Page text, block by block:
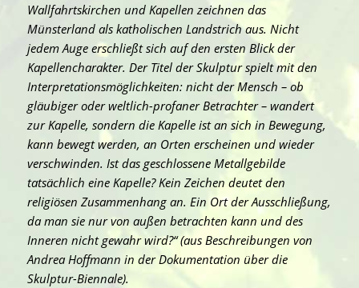
Wallfahrtskirchen und Kapellen zeichnen das
Münsterland als katholischen Landstrich aus. Nicht
jedem Auge erschließt sich auf den ersten Blick der
Kapellencharakter. Der Titel der Skulptur spielt mit den
Interpretationsmöglichkeiten: nicht der Mensch – ob
gläubiger oder weltlich-profaner Betrachter – wandert
zur Kapelle, sondern die Kapelle ist an sich in Bewegung,
kann bewegt werden, an Orten erscheinen und wieder
verschwinden. Ist das geschlossene Metallgebilde
tatsächlich eine Kapelle? Kein Zeichen deutet den
religiösen Zusammenhang an. Ein Ort der Ausschließung,
da man sie nur von außen betrachten kann und des
Inneren nicht gewahr wird?“ (aus Beschreibungen von
Andrea Hoffmann in der Dokumentation über die
Skulptur-Biennale).